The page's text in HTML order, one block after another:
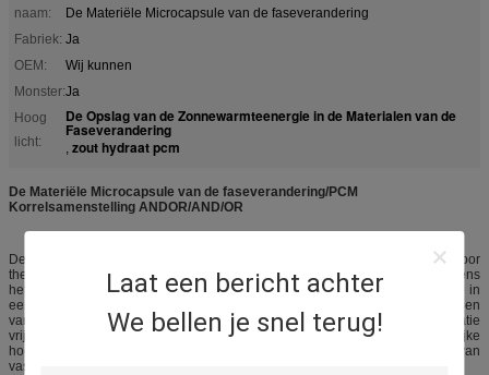
Laat een bericht achter
We bellen je snel terug!
naam:
De Materiële Microcapsule van de faseverandering
Fabriek: Ja
OEM:
Wij kunnen
Monster:Ja
Hoog
licht:
De Opslag van de Zonnewarmteenergie in de Materialen van de
Faseverandering
, zout hydraat pcm
De Materiële Microcapsule van de faseverandering/PCM
Korrelsamenstelling ANDOR/AND/OR
De Materialen (PCMs) van de faseverandering zijn ideale producten voor
thermische beheersoplossingen. Dit is omdat zij en thermische energie tijdens
het proces opslaan vrijgeven om te smelten te bevriezen die (van één fase in
een andere verandert). Wanneer zulk een materiaal bevriest, geeft het hopen
van energie in de vorm van latente hitte van fusie, of energie van kristallisatie
vrij. Omgekeerd, wanneer het materiaal wordt gesmolten, wordt een gelijke
hoeveelheid energie geabsorbeerd van het directe milieu aangezien het van
vast lichaam in vloeistof verandert.